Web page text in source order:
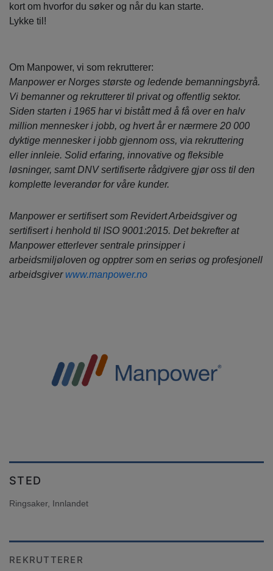
kort om hvorfor du søker og når du kan starte.
Lykke til!
Om Manpower, vi som rekrutterer:
Manpower er Norges største og ledende bemanningsbyrå.
Vi bemanner og rekrutterer til privat og offentlig sektor.
Siden starten i 1965 har vi bistått med å få over en halv
million mennesker i jobb, og hvert år er nærmere 20 000
dyktige mennesker i jobb gjennom oss, via rekruttering
eller innleie. Solid erfaring, innovative og fleksible
løsninger, samt DNV sertifiserte rådgivere gjør oss til den
komplette leverandør for våre kunder.
Manpower er sertifisert som Revidert Arbeidsgiver og
sertifisert i henhold til ISO 9001:2015. Det bekrefter at
Manpower etterlever sentrale prinsipper i
arbeidsmiljøloven og opptrer som en seriøs og profesjonell
arbeidsgiver www.manpower.no
STED
Ringsaker, Innlandet
REKRUTTERER